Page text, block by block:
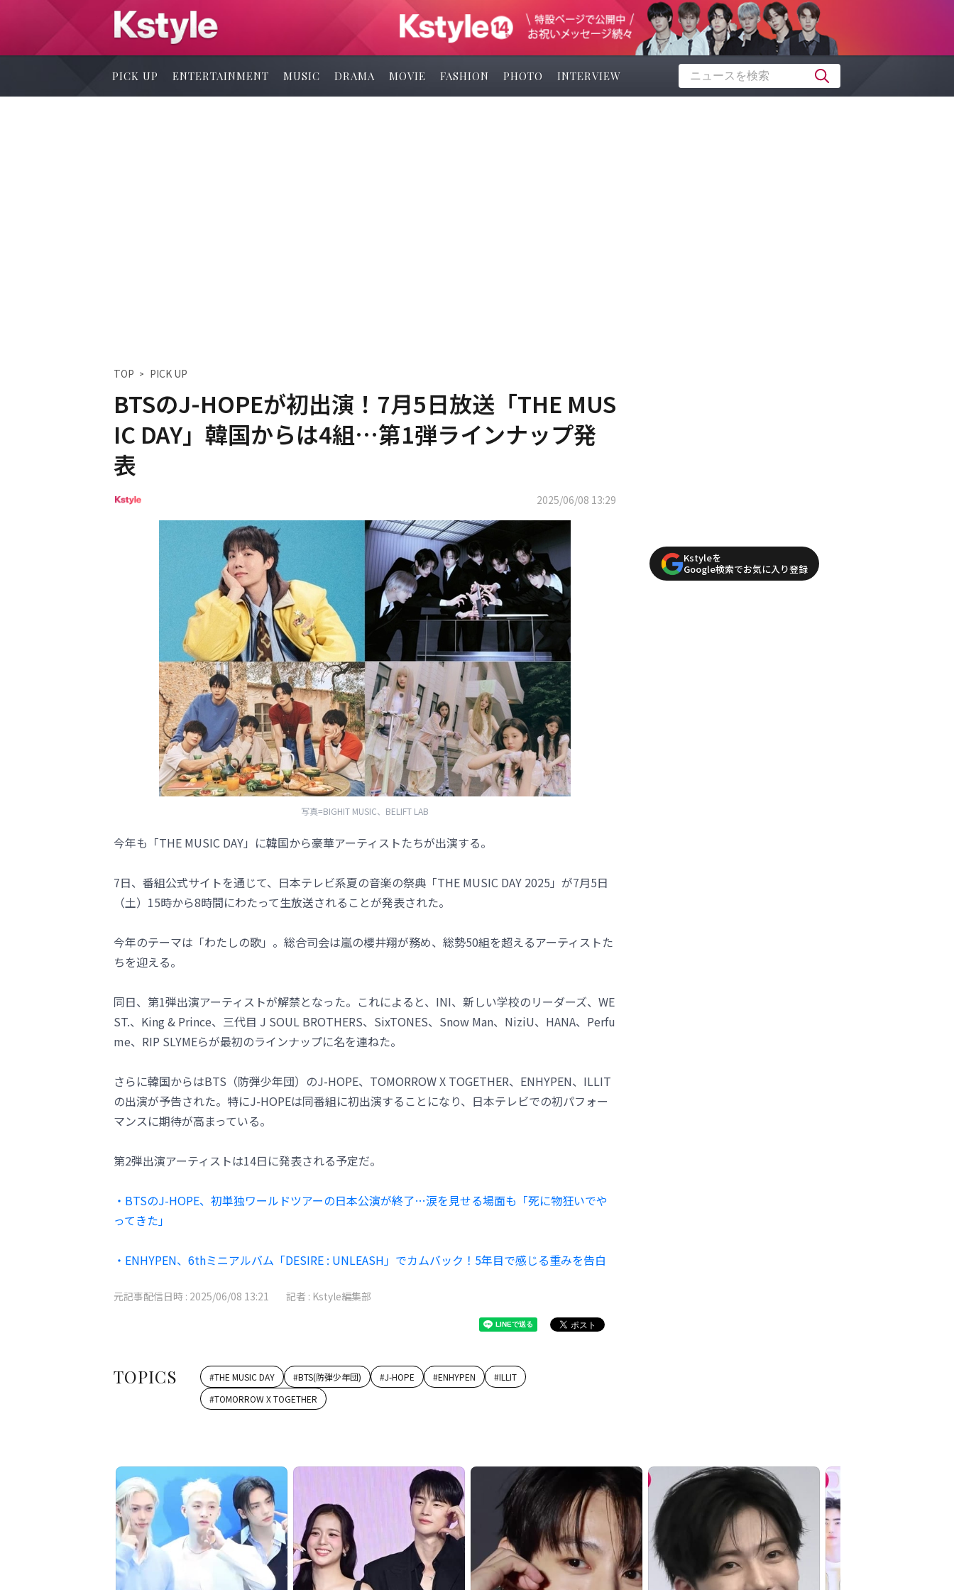
PICK UP ENTERTAINMENT MUSIC DRAMA MOVIE FASHION PHOTO INTERVIEW
TOP PICK UP
BTSのJ-HOPEが初出演！7月5日放送「THE MUS
IC DAY」韓国からは4組…第1弾ラインナップ発
表
2025/06/08 13:29
写真=BIGHIT MUSIC、BELIFT LAB
今年も「THE MUSIC DAY」に韓国から豪華アーティストたちが出演する。
7日、番組公式サイトを通じて、日本テレビ系夏の音楽の祭典「THE MUSIC DAY 2025」が7月5日
（土）15時から8時間にわたって生放送されることが発表された。
今年のテーマは「わたしの歌」。総合司会は嵐の櫻井翔が務め、総勢50組を超えるアーティストた
ちを迎える。
同日、第1弾出演アーティストが解禁となった。これによると、INI、新しい学校のリーダーズ、WE
ST.、King & Prince、三代目 J SOUL BROTHERS、SixTONES、Snow Man、NiziU、HANA、Perfu
me、RIP SLYMEらが最初のラインナップに名を連ねた。
さらに韓国からはBTS（防弾少年団）のJ-HOPE、TOMORROW X TOGETHER、ENHYPEN、ILLIT
の出演が予告された。特にJ-HOPEは同番組に初出演することになり、日本テレビでの初パフォー
マンスに期待が高まっている。
第2弾出演アーティストは14日に発表される予定だ。
・BTSのJ-HOPE、初単独ワールドツアーの日本公演が終了…涙を見せる場面も「死に物狂いでや
ってきた」
・ENHYPEN、6thミニアルバム「DESIRE : UNLEASH」でカムバック！5年目で感じる重みを告白
元記事配信日時 : 2025/06/08 13:21 記者 : Kstyle編集部
TOPICS #THE MUSIC DAY #BTS(防弾少年団) #J-HOPE #ENHYPEN #ILLIT
#TOMORROW X TOGETHER
Kstyleを
Google検索でお気に入り登録